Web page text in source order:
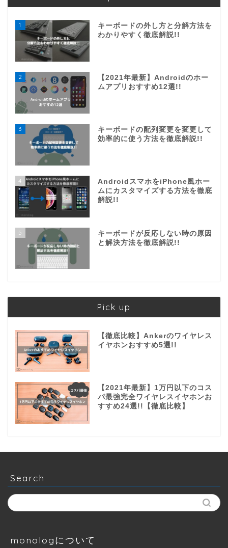
1
キーボードの外し方と分解方法を
わかりやすく徹底解説!!
2
【2021年最新】Androidのホー
ムアプリおすすめ12選!!
3
キーボードの配列変更を変更して
効率的に使う方法を徹底解説!!
4
AndroidスマホをiPhone風ホー
ムにカスタマイズする方法を徹底
解説!!
5
キーボードが反応しない時の原因
と解決方法を徹底解説!!
Pick up
【徹底比較】Ankerのワイヤレス
イヤホンおすすめ5選!!
【2021年最新】1万円以下のコス
パ最強完全ワイヤレスイヤホンお
すすめ24選!!【徹底比較】
Search
monologについて